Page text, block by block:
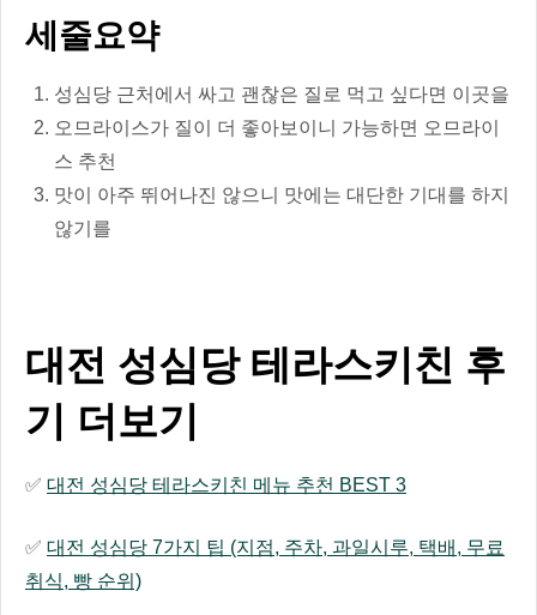
세줄요약
성심당 근처에서 싸고 괜찮은 질로 먹고 싶다면 이곳을
오므라이스가 질이 더 좋아보이니 가능하면 오므라이
스 추천
맛이 아주 뛰어나진 않으니 맛에는 대단한 기대를 하지
않기를
대전 성심당 테라스키친 후
기 더보기
✅ 대전 성심당 테라스키친 메뉴 추천 BEST 3
✅ 대전 성심당 7가지 팁 (지점, 주차, 과일시루, 택배, 무료
취식, 빵 순위)